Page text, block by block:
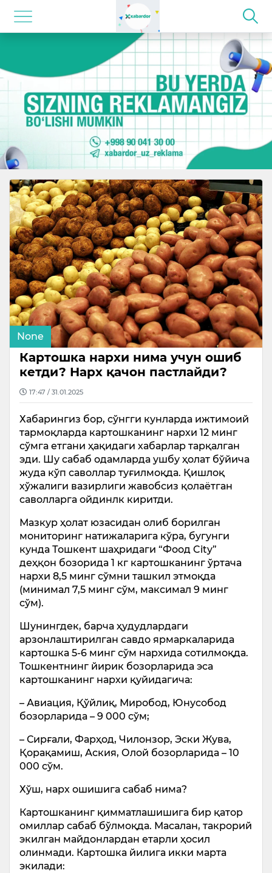
None
Картошка нархи нима учун ошиб
кетди? Нарх қачон пастлайди?
17:47 / 31.01.2025
Хабарингиз бор, сўнгги кунларда ижтимоий
тармоқларда картошканинг нархи 12 минг
сўмга етгани ҳақидаги хабарлар тарқалган
эди. Шу сабаб одамларда ушбу ҳолат бўйича
жуда кўп саволлар туғилмоқда. Қишлоқ
хўжалиги вазирлиги жавобсиз қолаётган
саволларга ойдинлк киритди.
Мазкур ҳолат юзасидан олиб борилган
мониторинг натижаларига кўра, бугунги
кунда Тошкент шаҳридаги “Фоод City”
деҳқон бозорида 1 кг картошканинг ўртача
нархи 8,5 минг сўмни ташкил этмоқда
(минимал 7,5 минг сўм, максимал 9 минг
сўм).
Шунингдек, барча ҳудудлардаги
арзонлаштирилган савдо ярмаркаларида
картошка 5-6 минг сўм нархида сотилмоқда.
Тошкентнинг йирик бозорларида эса
картошканинг нархи қуйидагича:
– Авиация, Қўйлиқ, Миробод, Юнусобод
бозорларида – 9 000 сўм;
– Сирғали, Фарҳод, Чилонзор, Эски Жува,
Қорақамиш, Аския, Олой бозорларида – 10
000 сўм.
Хўш, нарх ошишига сабаб нима?
Картошканинг қимматлашишига бир қатор
омиллар сабаб бўлмоқда. Масалан, такрорий
экилган майдонлардан етарли ҳосил
олинмади. Картошка йилига икки марта
экилади: